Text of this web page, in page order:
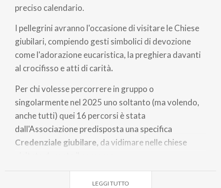
preciso calendario.
I pellegrini avranno l'occasione di visitare le Chiese
giubilari, compiendo gesti simbolici di devozione
come l'adorazione eucaristica, la preghiera davanti
al crocifisso e atti di carità.
Per chi volesse percorrere in gruppo o
singolarmente nel 2025 uno soltanto (ma volendo,
anche tutti) quei 16 percorsi è stata
dall'Associazione predisposta una specifica
Credenziale giubilare, da vidimare nelle chiese
La Credenziale sarà disponibile alle Chiese di
partenza dei 16 cammini, oppure scrivendo a
LEGGI TUTTO